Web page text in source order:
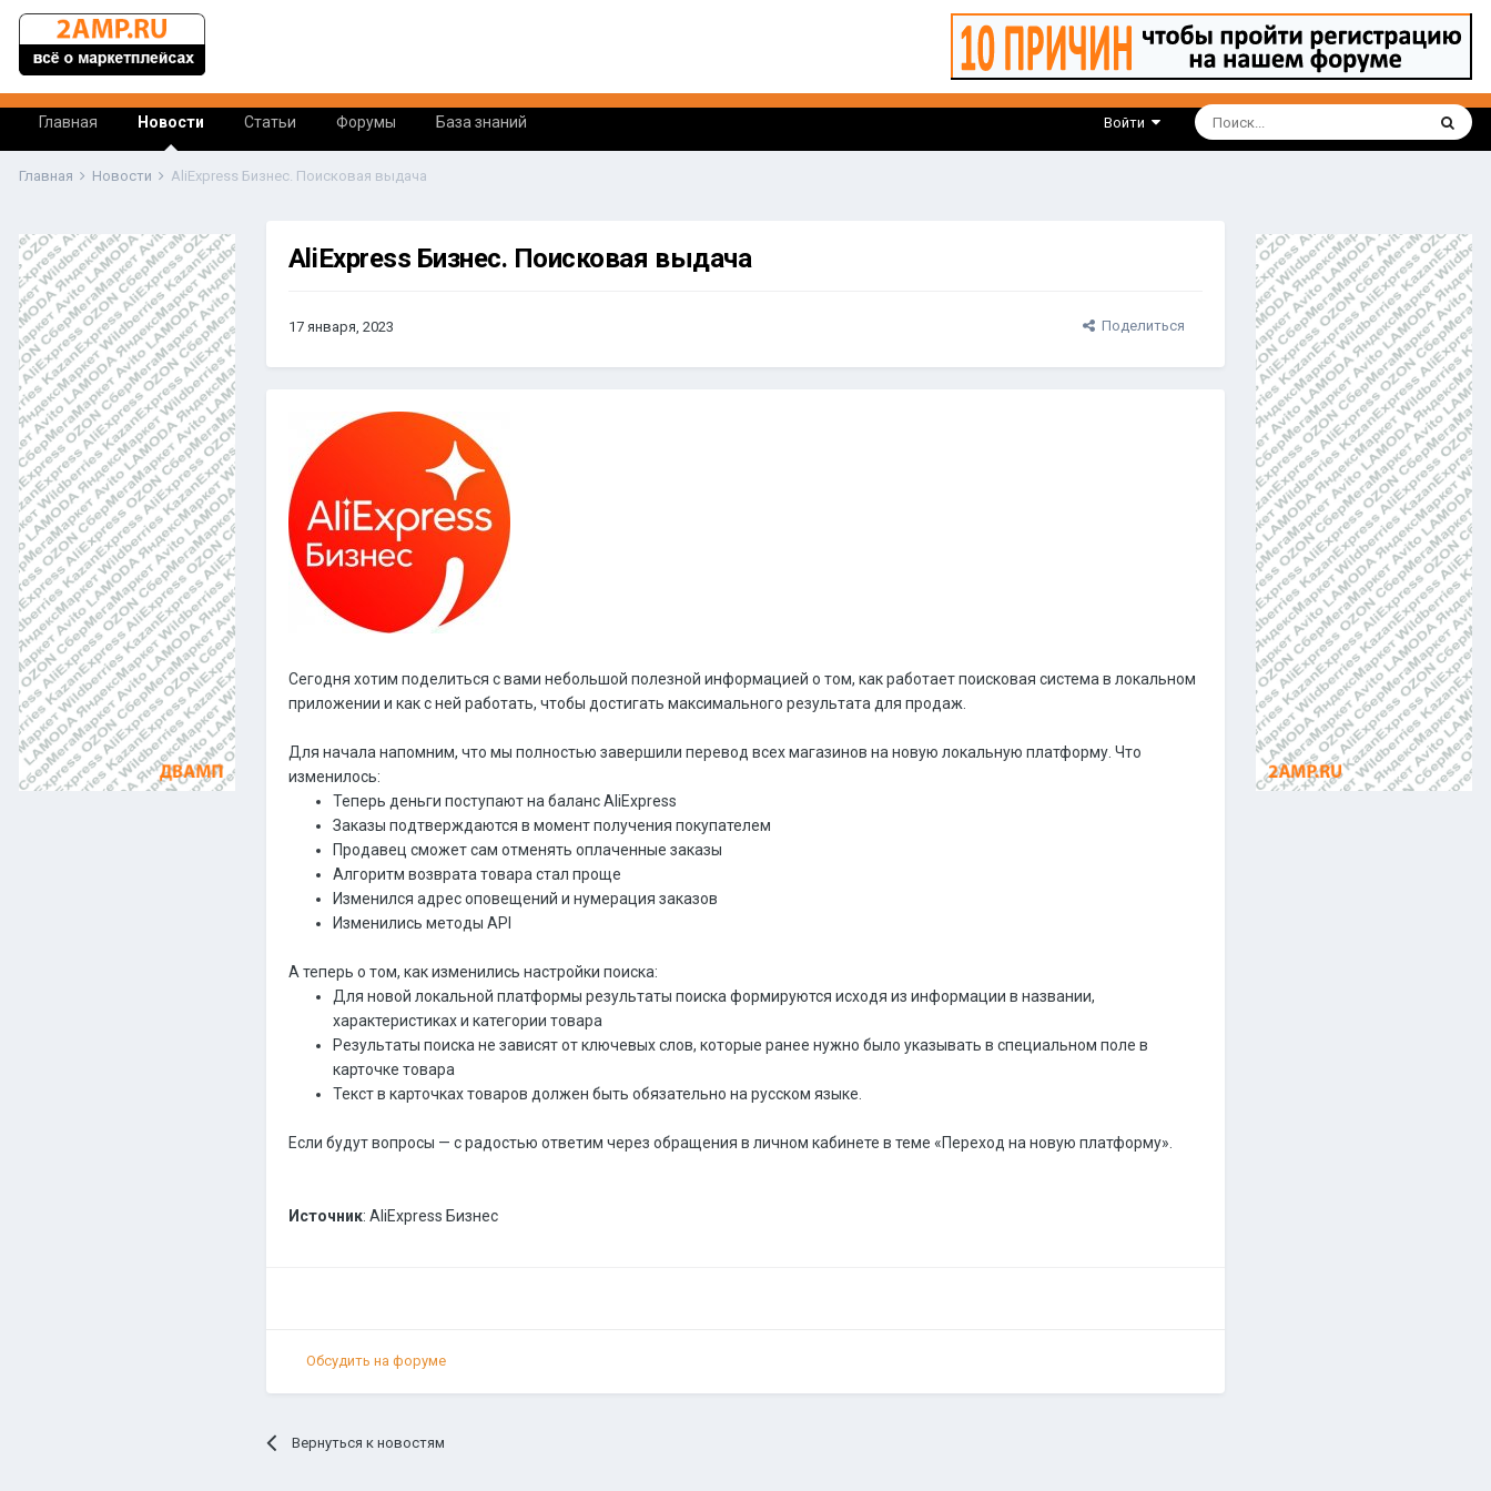
Главная Новости Статьи Форумы База знаний Войти
Главная Новости AliExpress Бизнес. Поисковая выдача
AliExpress Бизнес. Поисковая выдача
17 января, 2023 Поделиться
Сегодня хотим поделиться с вами небольшой полезной информацией о том, как работает поисковая система в локальном
приложении и как с ней работать, чтобы достигать максимального результата для продаж.
Для начала напомним, что мы полностью завершили перевод всех магазинов на новую локальную платформу. Что
изменилось:
Теперь деньги поступают на баланс AliExpress
Заказы подтверждаются в момент получения покупателем
Продавец сможет сам отменять оплаченные заказы
Алгоритм возврата товара стал проще
Изменился адрес оповещений и нумерация заказов
Изменились методы API
А теперь о том, как изменились настройки поиска:
Для новой локальной платформы результаты поиска формируются исходя из информации в названии,
характеристиках и категории товара
Результаты поиска не зависят от ключевых слов, которые ранее нужно было указывать в специальном поле в
карточке товара
Текст в карточках товаров должен быть обязательно на русском языке.
Если будут вопросы — с радостью ответим через обращения в личном кабинете в теме «Переход на новую платформу».
Источник: AliExpress Бизнес
Обсудить на форуме
Вернуться к новостям